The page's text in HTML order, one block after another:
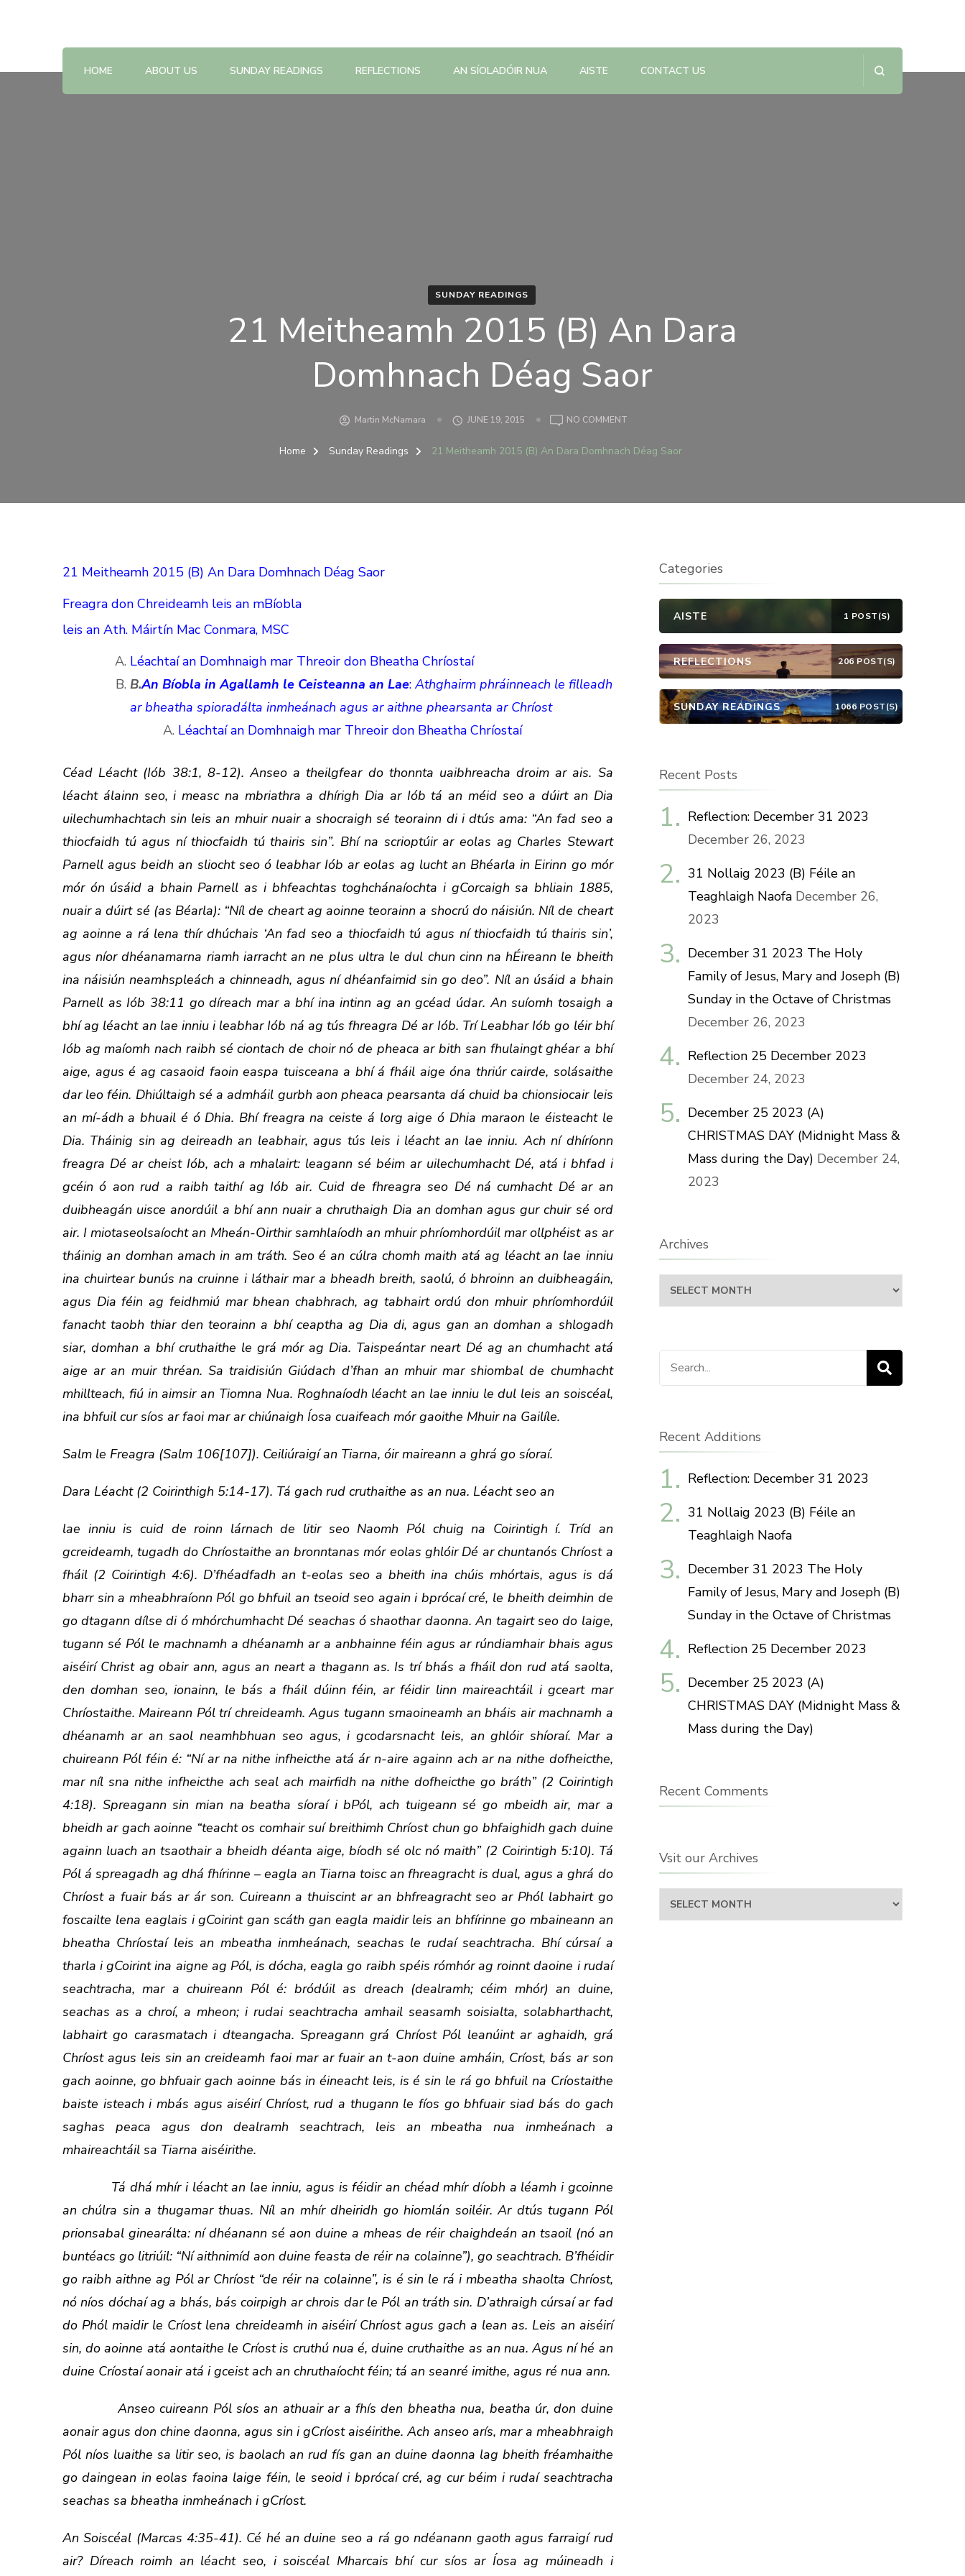
Sunday Scripture Online
HOME ABOUT US SUNDAY READINGS REFLECTIONS AN SÍOLADÓIR NUA AISTE CONTACT US
SUNDAY READINGS
21 Meitheamh 2015 (B) An Dara
Domhnach Déag Saor
Martin McNamara JUNE 19, 2015 NO COMMENTON
MEITHEAMH
Home Sunday Readings 21 Meitheamh 2015 (B) An Dara Domhnach Déag Saor
21 Meitheamh 2015 (B) An Dara Domhnach Déag Saor
Freagra don Chreideamh leis an mBíobla
leis an Ath. Máirtín Mac Conmara, MSC
Léachtaí an Domhnaigh mar Threoir don Bheatha Chríostaí
B.An Bíobla in Agallamh le Ceisteanna an Lae:Athghairm phráinneach le filleadh
ar bheatha spioradálta inmheánach agus ar aithne phearsanta ar Chríost
Léachtaí an Domhnaigh mar Threoir don Bheatha Chríostaí
Céad Léacht (Iób 38:1, 8-12). Anseo a theilgfear do thonnta uaibhreacha droim ar ais. Sa
léacht álainn seo, i measc na mbriathra a dhírigh Dia ar Iób tá an méid seo a dúirt an Dia
uilechumhachtach sin leis an mhuir nuair a shocraigh sé teorainn di i dtús ama: “An fad seo a
thiocfaidh tú agus ní thiocfaidh tú thairis sin”. Bhí na scrioptúir ar eolas ag Charles Stewart
Parnell agus beidh an sliocht seo ó leabhar Iób ar eolas ag lucht an Bhéarla in Eirinn go mór
mór ón úsáid a bhain Parnell as i bhfeachtas toghchánaíochta i gCorcaigh sa bhliain 1885,
nuair a dúirt sé (as Béarla): “Níl de cheart ag aoinne teorainn a shocrú do náisiún. Níl de cheart
ag aoinne a rá lena thír dhúchais ‘An fad seo a thiocfaidh tú agus ní thiocfaidh tú thairis sin’,
agus níor dhéanamarna riamh iarracht an ne plus ultra le dul chun cinn na hÉireann le bheith
ina náisiún neamhspleách a chinneadh, agus ní dhéanfaimid sin go deo”. Níl an úsáid a bhain
Parnell as Iób 38:11 go díreach mar a bhí ina intinn ag an gcéad údar. An suíomh tosaigh a
bhí ag léacht an lae inniu i leabhar Iób ná ag tús fhreagra Dé ar Iób. Trí Leabhar Iób go léir bhí
Iób ag maíomh nach raibh sé ciontach de choir nó de pheaca ar bith san fhulaingt ghéar a bhí
aige, agus é ag casaoid faoin easpa tuisceana a bhí á fháil aige óna thriúr cairde, solásaithe
dar leo féin. Dhiúltaigh sé a admháil gurbh aon pheaca pearsanta dá chuid ba chionsiocair leis
an mí-ádh a bhuail é ó Dhia. Bhí freagra na ceiste á lorg aige ó Dhia maraon le éisteacht le
Dia. Tháinig sin ag deireadh an leabhair, agus tús leis i léacht an lae inniu. Ach ní dhíríonn
freagra Dé ar cheist Iób, ach a mhalairt: leagann sé béim ar uilechumhacht Dé, atá i bhfad i
gcéin ó aon rud a raibh taithí ag Iób air. Cuid de fhreagra seo Dé ná cumhacht Dé ar an
duibheagán uisce anordúil a bhí ann nuair a chruthaigh Dia an domhan agus gur chuir sé ord
air. I miotaseolsaíocht an Mheán-Oirthir samhlaíodh an mhuir phríomhordúil mar ollphéist as ar
tháinig an domhan amach in am tráth. Seo é an cúlra chomh maith atá ag léacht an lae inniu
ina chuirtear bunús na cruinne i láthair mar a bheadh breith, saolú, ó bhroinn an duibheagáin,
agus Dia féin ag feidhmiú mar bhean chabhrach, ag tabhairt ordú don mhuir phríomhordúil
fanacht taobh thiar den teorainn a bhí ceaptha ag Dia di, agus gan an domhan a shlogadh
siar, domhan a bhí cruthaithe le grá mór ag Dia. Taispeántar neart Dé ag an chumhacht atá
aige ar an muir thréan. Sa traidisiún Giúdach d’fhan an mhuir mar shiombal de chumhacht
mhillteach, fiú in aimsir an Tiomna Nua. Roghnaíodh léacht an lae inniu le dul leis an soiscéal,
ina bhfuil cur síos ar faoi mar ar chiúnaigh Íosa cuaifeach mór gaoithe Mhuir na Gailíle.
Salm le Freagra (Salm 106[107]). Ceiliúraigí an Tiarna, óir maireann a ghrá go síoraí.
Dara Léacht (2 Coirinthigh 5:14-17). Tá gach rud cruthaithe as an nua. Léacht seo an
lae inniu is cuid de roinn lárnach de litir seo Naomh Pól chuig na Coirintigh í. Tríd an
gcreideamh, tugadh do Chríostaithe an bronntanas mór eolas ghlóir Dé ar chuntanós Chríost a
fháil (2 Coirintigh 4:6). D’fhéadfadh an t-eolas seo a bheith ina chúis mhórtais, agus is dá
bharr sin a mheabhraíonn Pól go bhfuil an tseoid seo again i bprócaí cré, le bheith deimhin de
go dtagann dílse di ó mhórchumhacht Dé seachas ó shaothar daonna. An tagairt seo do laige,
tugann sé Pól le machnamh a dhéanamh ar a anbhainne féin agus ar rúndiamhair bhais agus
aiséirí Christ ag obair ann, agus an neart a thagann as. Is trí bhás a fháil don rud atá saolta,
den domhan seo, ionainn, le bás a fháil dúinn féin, ar féidir linn maireachtáil i gceart mar
Chríostaithe. Maireann Pól trí chreideamh. Agus tugann smaoineamh an bháis air machnamh a
dhéanamh ar an saol neamhbhuan seo agus, i gcodarsnacht leis, an ghlóir shíoraí. Mar a
chuireann Pól féin é: “Ní ar na nithe infheicthe atá ár n-aire againn ach ar na nithe dofheicthe,
mar níl sna nithe infheicthe ach seal ach mairfidh na nithe dofheicthe go bráth” (2 Coirintigh
4:18). Spreagann sin mian na beatha síoraí i bPól, ach tuigeann sé go mbeidh air, mar a
bheidh ar gach aoinne “teacht os comhair suí breithimh Chríost chun go bhfaighidh gach duine
againn luach an tsaothair a bheidh déanta aige, bíodh sé olc nó maith” (2 Coirintigh 5:10). Tá
Pól á spreagadh ag dhá fhírinne – eagla an Tiarna toisc an fhreagracht is dual, agus a ghrá do
Chríost a fuair bás ar ár son. Cuireann a thuiscint ar an bhfreagracht seo ar Phól labhairt go
foscailte lena eaglais i gCoirint gan scáth gan eagla maidir leis an bhfírinne go mbaineann an
bheatha Chríostaí leis an mbeatha inmheánach, seachas le rudaí seachtracha. Bhí cúrsaí a
tharla i gCoirint ina aigne ag Pól, is dócha, eagla go raibh spéis rómhór ag roinnt daoine i rudaí
seachtracha, mar a chuireann Pól é: bródúil as dreach (dealramh; céim mhór) an duine,
seachas as a chroí, a mheon; i rudai seachtracha amhail seasamh soisialta, solabharthacht,
labhairt go carasmatach i dteangacha. Spreagann grá Chríost Pól leanúint ar aghaidh, grá
Chríost agus leis sin an creideamh faoi mar ar fuair an t-aon duine amháin, Críost, bás ar son
gach aoinne, go bhfuair gach aoinne bás in éineacht leis, is é sin le rá go bhfuil na Críostaithe
baiste isteach i mbás agus aiséirí Chríost, rud a thugann le fíos go bhfuair siad bás do gach
saghas peaca agus don dealramh seachtrach, leis an mbeatha nua inmheánach a
mhaireachtáil sa Tiarna aiséirithe.
Tá dhá mhír i léacht an lae inniu, agus is féidir an chéad mhír díobh a léamh i gcoinne
an chúlra sin a thugamar thuas. Níl an mhír dheiridh go hiomlán soiléir. Ar dtús tugann Pól
prionsabal ginearálta: ní dhéanann sé aon duine a mheas de réir chaighdeán an tsaoil (nó an
buntéacs go litriúil: “Ní aithnimíd aon duine feasta de réir na colainne”), go seachtrach. B’fhéidir
go raibh aithne ag Pól ar Chríost “de réir na colainne”, is é sin le rá i mbeatha shaolta Chríost,
nó níos dóchaí ag a bhás, bás coirpigh ar chrois dar le Pól an tráth sin. D’athraigh cúrsaí ar fad
do Phól maidir le Críost lena chreideamh in aiséirí Chríost agus gach a lean as. Leis an aiséirí
sin, do aoinne atá aontaithe le Críost is cruthú nua é, duine cruthaithe as an nua. Agus ní hé an
duine Críostaí aonair atá i gceist ach an chruthaíocht féin; tá an seanré imithe, agus ré nua ann.
Anseo cuireann Pól síos an athuair ar a fhís den bheatha nua, beatha úr, don duine
aonair agus don chine daonna, agus sin i gCríost aiséirithe. Ach anseo arís, mar a mheabhraigh
Pól níos luaithe sa litir seo, is baolach an rud fís gan an duine daonna lag bheith fréamhaithe
go daingean in eolas faoina laige féin, le seoid i bprócaí cré, ag cur béim i rudaí seachtracha
seachas sa bheatha inmheánach i gCríost.
An Soiscéal (Marcas 4:35-41). Cé hé an duine seo a rá go ndéanann gaoth agus farraigí rud
air? Díreach roimh an léacht seo, i soiscéal Mharcais bhí cur síos ar Íosa ag múineadh i
Categories
AISTE 1 POST(S)
REFLECTIONS 206 POST(S)
SUNDAY READINGS 1066 POST(S)
Recent Posts
Reflection: December 31 2023
December 26, 2023
31 Nollaig 2023 (B) Féile an
Teaghlaigh Naofa December 26,
2023
December 31 2023 The Holy
Family of Jesus, Mary and Joseph (B)
Sunday in the Octave of Christmas
December 26, 2023
Reflection 25 December 2023
December 24, 2023
December 25 2023 (A)
CHRISTMAS DAY (Midnight Mass &
Mass during the Day) December 24,
2023
Archives
Archives
Search
for:
Recent Additions
Reflection: December 31 2023
31 Nollaig 2023 (B) Féile an
Teaghlaigh Naofa
December 31 2023 The Holy
Family of Jesus, Mary and Joseph (B)
Sunday in the Octave of Christmas
Reflection 25 December 2023
December 25 2023 (A)
CHRISTMAS DAY (Midnight Mass &
Mass during the Day)
Recent Comments
Vsit our Archives
Vsit
our